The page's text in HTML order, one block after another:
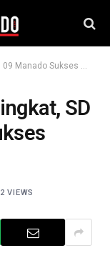
Gladi Bersih ANBK
SD
VIEWS